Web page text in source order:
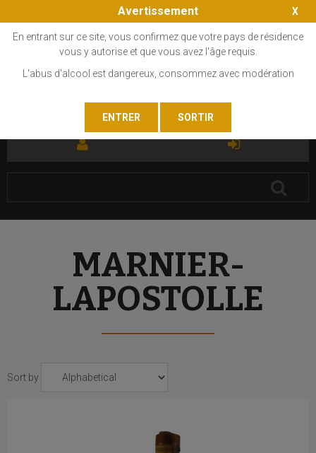
MARNIER-
LAPOSTOLLE
Sort by
Avertissement
En entrant sur ce site, vous confirmez que votre pays de résidence
vous y autorise et que vous avez l'âge requis.
L'abus d'alcool est dangereux, consommez avec modération